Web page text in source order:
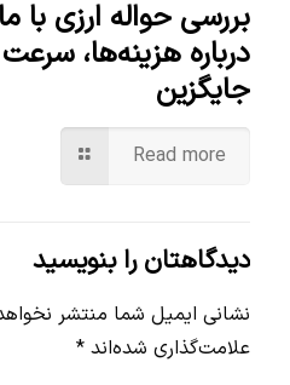
بررسی حواله ارزی با
درباره هزینه‌ها،
جایگزین
Read more
دیدگاهتان را بنویسید
نشانی ایمیل شما منتشر
علامت‌گذاری شده‌اند *